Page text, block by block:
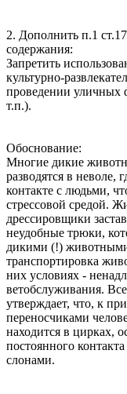
2. Дополнить п.1
содержания:
Запретить
культурно-
проведении уличных
т.п.).
Обоснование:
Многие дикие
разводятся в неволе,
контакте с людьми,
стрессовой средой.
дрессировщики
неудобные трюки,
дикими (!)
транспортировка
них условиях -
ветобслуживания.
утверждает, что, к
переносчиками
находится в цирках,
постоянного
слонами.